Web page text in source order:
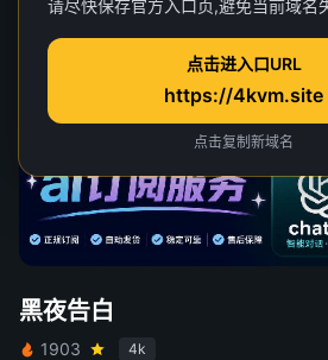
黑夜告白
第 12 集
赞
黑夜告白
1903
4k
请尽快保存官方入口页,避免当前域名
点击进入口URL
https://4kvm.site
点击复制新域名